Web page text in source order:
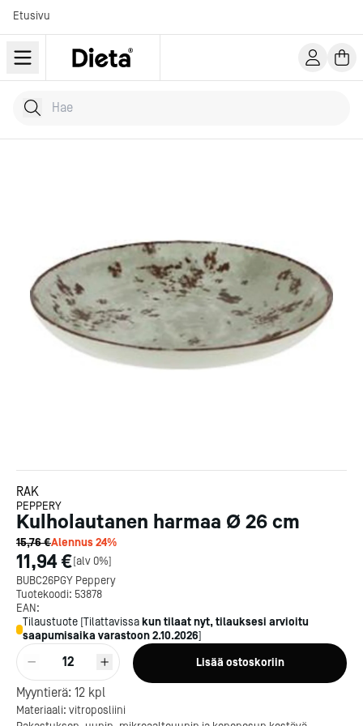
Etusivu
Hae tuotteita
Kirjoita hakusana...
RAK
PEPPERY
Kulholautanen harmaa Ø 26 cm
15,76 €Alennus24%
11,94 €[alv 0%]
BUBC26PGY Peppery
Tuotekoodi: 53878
EAN:
Tilaustuote [Tilattavissa kun tilaat nyt, tilauksesi arvioitu
saapumisaika varastoon2.10.2026]
12 Lisää ostoskoriin
Myyntierä: 12 kpl
Materiaali: vitroposliini
Kotipizza on vuonna 1987
perustettu yritys, jolla on yli
300 ravintolaa eri puolella